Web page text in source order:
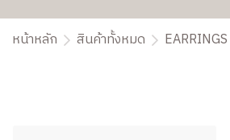
หน้าหลัก สินค้าทั้งหมด EARRINGS